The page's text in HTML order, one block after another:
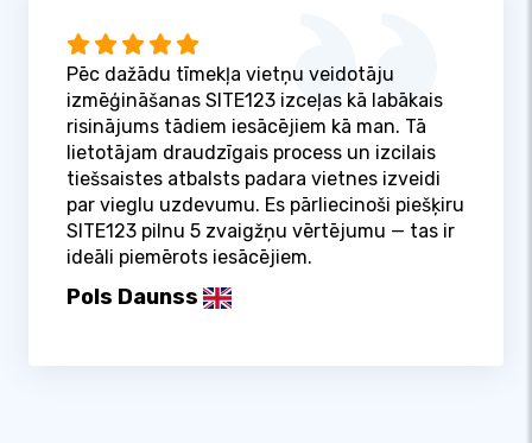
Pēc dažādu tīmekļa vietņu veidotāju
izmēģināšanas SITE123 izceļas kā labākais
risinājums tādiem iesācējiem kā man. Tā
lietotājam draudzīgais process un izcilais
tiešsaistes atbalsts padara vietnes izveidi
par vieglu uzdevumu. Es pārliecinoši piešķiru
SITE123 pilnu 5 zvaigžņu vērtējumu — tas ir
ideāli piemērots iesācējiem.
Pols Daunss